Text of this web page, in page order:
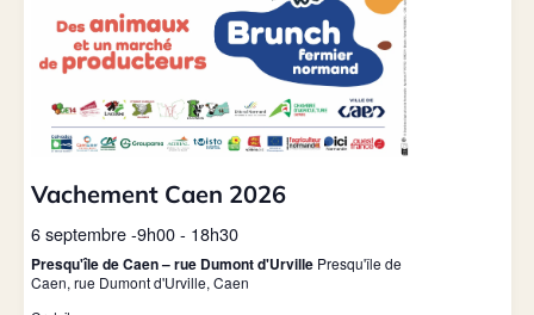
Vachement Caen 2026
6 septembre -9h00- 18h30
Presqu'île de Caen – rue Dumont d'Urville Presqu'île de
Caen, rue Dumont d'Urville, Caen